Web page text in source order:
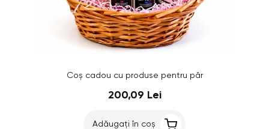
Coș cadou cu produse pentru păr
200,09 Lei
Adăugați în coș